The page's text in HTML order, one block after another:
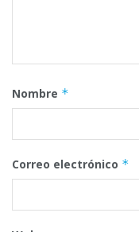
Nombre *
Correo electrónico *